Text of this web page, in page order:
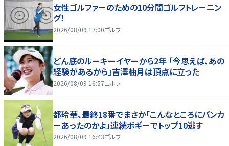
女性ゴルファーのための10分間ゴルフトレーニン
グ！
2026/08/09 17:00ゴルフ
どん底のルーキーイヤーから2年 「今思えば、あの
経験があるから」吉澤柚月は頂点に立った
2026/08/09 16:57ゴルフ
都玲華、最終18番でまさか「こんなところにバンカ
ーあったのかよ」連続ボギーでトップ10逃す
2026/08/09 16:43ゴルフ